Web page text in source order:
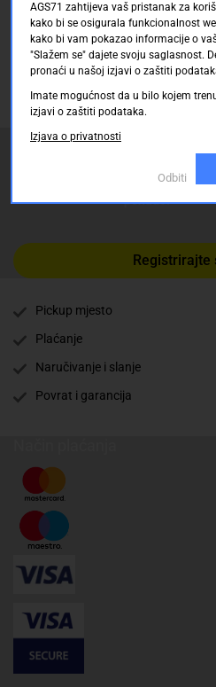
Skuteri
Registrirajte se
ekskluzivne
ponude.
Registrirajte
Pickup mjesto
Plaćanje
Naručivanje i slanje
Povrat i garancija
AGS71 zahtijeva vaš pristanak za
kako bi se osigurala funkcionalnost
kako bi vam pokazao informacije o
"Slažem se" dajete svoju saglasnost.
pronaći u našoj izjavi o zaštiti
Imate mogućnost da u bilo kojem
izjavi o zaštiti podataka.
Izjava o privatnosti
Odbiti